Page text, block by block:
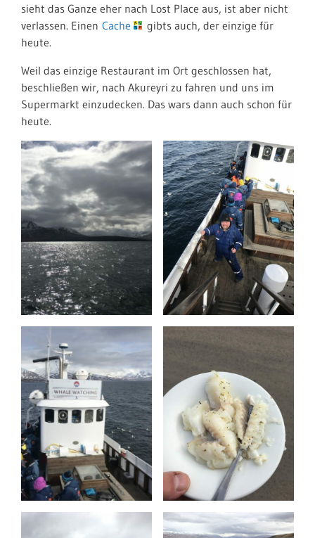
sieht das Ganze eher nach Lost Place aus, ist aber nicht
verlassen. Einen Cache
gibts auch, der einzige für
heute.
Weil das einzige Restaurant im Ort geschlossen hat,
beschließen wir, nach Akureyri zu fahren und uns im
Supermarkt einzudecken. Das wars dann auch schon für
heute.